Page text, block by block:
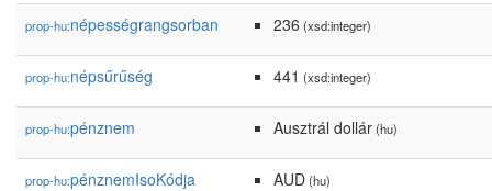
prop-hu:népességrangsorban 236 (xsd:integer)
prop-hu:népsűrűség 441 (xsd:integer)
prop-hu:pénznem Ausztrál dollár(hu)
prop-hu:pénznemIsoKódja AUD(hu)